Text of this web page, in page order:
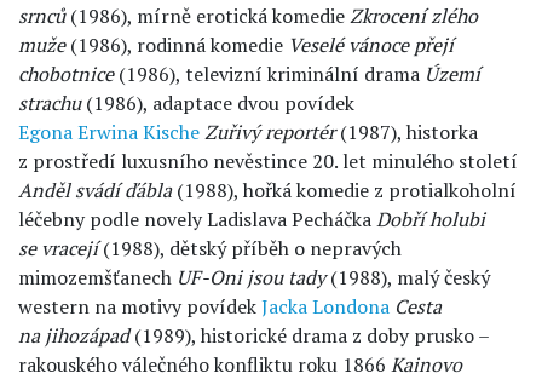
srnců(1986), mírně erotická komedieZkrocení zlého
muže(1986), rodinná komedie Veselé vánoce přejí
chobotnice(1986), televizní kriminální drama Území
strachu(1986), adaptace dvou povídek
Egona Erwina KischeZuřivý reportér(1987), historka
z prostředí luxusního nevěstince 20. let minulého století
Anděl svádí ďábla(1988), hořká komedie z protialkoholní
léčebny podle novely Ladislava PecháčkaDobří holubi
se vracejí(1988), dětský příběh o nepravých
mimozemšťanech UF-Oni jsou tady(1988), malý český
western na motivy povídekJacka Londona Cesta
na jihozápad(1989), historické drama z doby prusko –
rakouského válečného konfliktu roku 1866 Kainovo